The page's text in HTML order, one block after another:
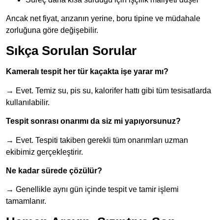
Ancak net fiyat, arızanın yerine, boru tipine ve müdahale
zorluğuna göre değişebilir.
Sıkça Sorulan Sorular
Kameralı tespit her tür kaçakta işe yarar mı?
→ Evet. Temiz su, pis su, kalorifer hattı gibi tüm tesisatlarda
kullanılabilir.
Tespit sonrası onarımı da siz mi yapıyorsunuz?
→ Evet. Tespiti takiben gerekli tüm onarımları uzman
ekibimiz gerçekleştirir.
Ne kadar sürede çözülür?
→ Genellikle aynı gün içinde tespit ve tamir işlemi
tamamlanır.